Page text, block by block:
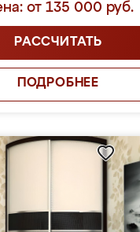
от 135 000 руб.
РАССЧИТАТЬ
ПОДРОБНЕЕ